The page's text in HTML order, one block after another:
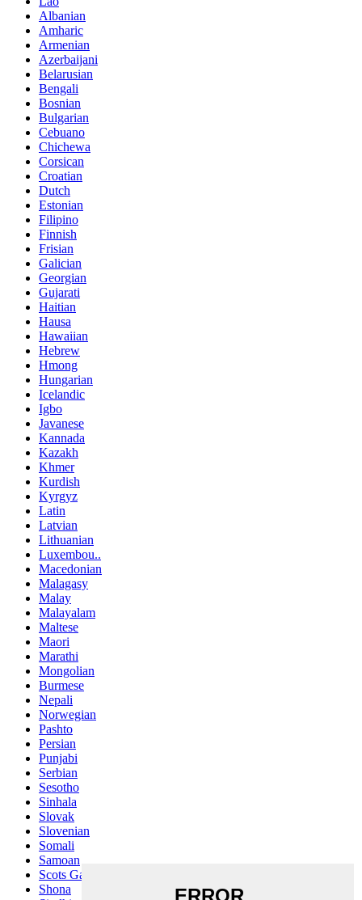
Albanian
Amharic
Armenian
Azerbaijani
Belarusian
Bengali
Bosnian
Bulgarian
Cebuano
Chichewa
Corsican
Croatian
Dutch
Estonian
Filipino
Finnish
Frisian
Galician
Georgian
Gujarati
Haitian
Hausa
Hawaiian
Hebrew
Hmong
Hungarian
Icelandic
Igbo
Javanese
Kannada
Kazakh
Khmer
Kurdish
Kyrgyz
Latin
Latvian
Lithuanian
Luxembou..
Macedonian
Malagasy
Malay
Malayalam
Maltese
Maori
Marathi
Mongolian
Burmese
Nepali
Norwegian
Pashto
Persian
Punjabi
Serbian
Sesotho
Sinhala
Slovak
Slovenian
Somali
Samoan
Scots Gaelic
Shona